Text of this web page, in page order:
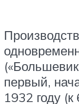
первый,
1932 году